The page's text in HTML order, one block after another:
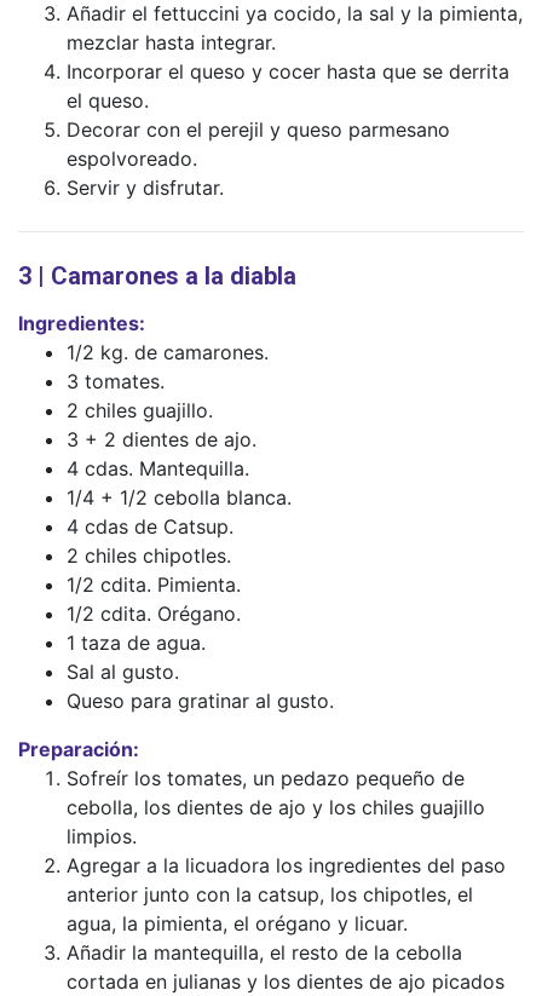
Añadir el fettuccini ya cocido, la sal y la pimienta,
mezclar hasta integrar.
Incorporar el queso y cocer hasta que se derrita
el queso.
Decorar con el perejil y queso parmesano
espolvoreado.
Servir y disfrutar.
3 | Camarones a la diabla
Ingredientes:
1/2 kg. de camarones.
3 tomates.
2 chiles guajillo.
3 + 2 dientes de ajo.
4 cdas. Mantequilla.
1/4 + 1/2 cebolla blanca.
4 cdas de Catsup.
2 chiles chipotles.
1/2 cdita. Pimienta.
1/2 cdita. Orégano.
1 taza de agua.
Sal al gusto.
Queso para gratinar al gusto.
Preparación:
Sofreír los tomates, un pedazo pequeño de
cebolla, los dientes de ajo y los chiles guajillo
limpios.
Agregar a la licuadora los ingredientes del paso
anterior junto con la catsup, los chipotles, el
agua, la pimienta, el orégano y licuar.
Añadir la mantequilla, el resto de la cebolla
cortada en julianas y los dientes de ajo picados